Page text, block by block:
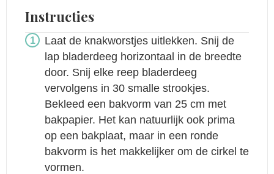
Instructies
Laat de knakworstjes uitlekken. Snij de
lap bladerdeeg horizontaal in de breedte
door. Snij elke reep bladerdeeg
vervolgens in 30 smalle strookjes.
Bekleed een bakvorm van 25 cm met
bakpapier. Het kan natuurlijk ook prima
op een bakplaat, maar in een ronde
bakvorm is het makkelijker om de cirkel te
vormen.